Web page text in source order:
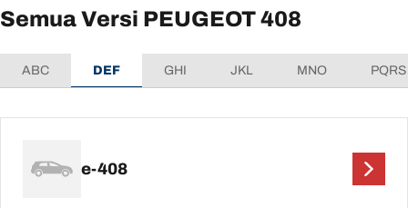
Semua Versi PEUGEOT 408
ABC DEF GHI JKL MNO PQRS
e-408